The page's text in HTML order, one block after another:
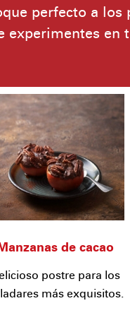
perfecto a los
experimentes en
de cacao
postre para los
más exquisitos.